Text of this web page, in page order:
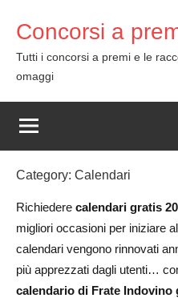
content
Concorsi a
Tutti i concorsi a premi e le
omaggi
Category: Calendari
Richiedere calendari gratis
migliori occasioni per iniziare
calendari vengono rinnovati
più apprezzati dagli utenti…
calendario di Frate Indovino